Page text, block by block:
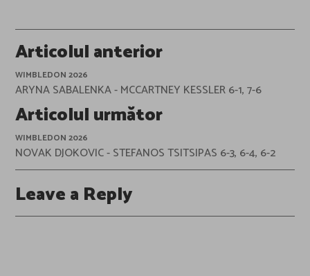
Post
navigation
Articolul anterior
WIMBLEDON 2026
ARYNA SABALENKA - MCCARTNEY KESSLER 6-1, 7-6
Articolul următor
WIMBLEDON 2026
NOVAK DJOKOVIC - STEFANOS TSITSIPAS 6-3, 6-4, 6-2
Leave a Reply